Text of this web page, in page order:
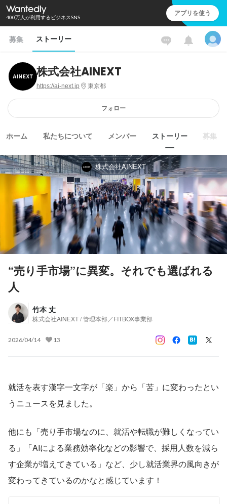
400万人が利用するビジネスSNS アプリを使う
募集 ストーリー
株式会社AINEXT
https://ai-next.jp 東京都
フォロー
ホーム 私たちについて メンバー ストーリー 募集
株式会社AINEXT
“売り手市場”に異変。それでも選ばれる
人
竹本 丈
株式会社AINEXT / 管理本部／FITBOX事業部
2026/04/14 13
就活を表す漢字一文字が「楽」から「苦」に変わったとい
うニュースを見ました。
他にも「売り手市場なのに、就活や転職が難しくなってい
る」「AIによる業務効率化などの影響で、採用人数を減ら
す企業が増えてきている」など、少し就活業界の風向きが
変わってきているのかなと感じています！